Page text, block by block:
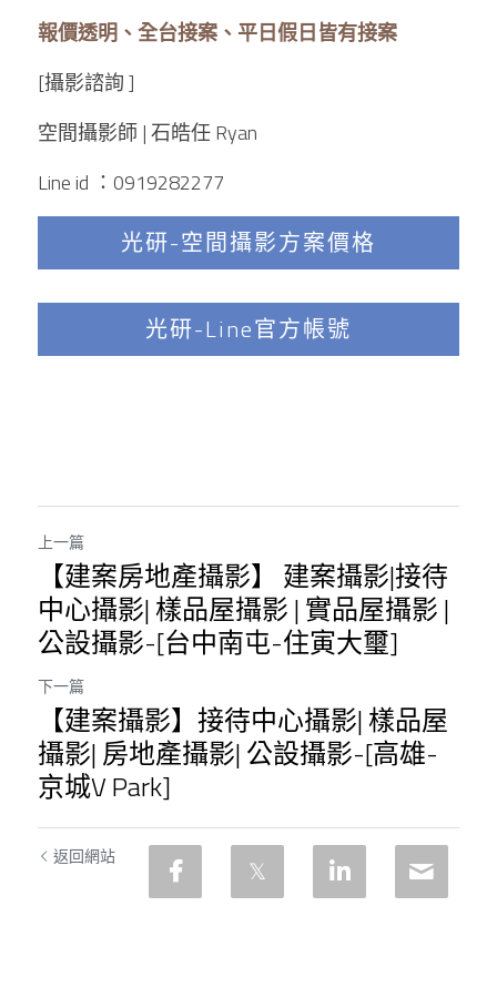
報價透明、全台接案、平日假日皆有接案
[攝影諮詢 ]
空間攝影師 | 石皓任 Ryan
Line id ：0919282277
光研-空間攝影方案價格
光研-Line官方帳號
上一篇
【建案房地產攝影】 建案攝影|接待
中心攝影| 樣品屋攝影 | 實品屋攝影 |
公設攝影-[台中南屯-住寅大璽]
下一篇
【建案攝影】接待中心攝影| 樣品屋
攝影| 房地產攝影| 公設攝影-[高雄-
京城V Park]
返回網站